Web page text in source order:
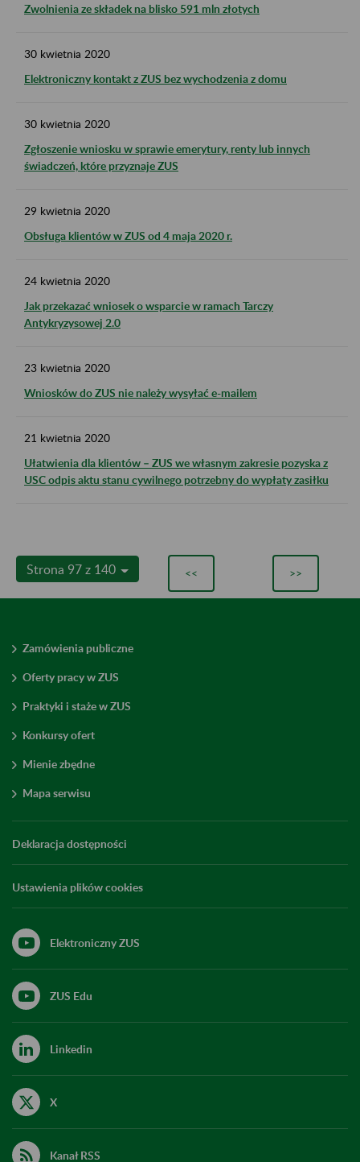
Zwolnienia ze składek na blisko 591 mln złotych
30 kwietnia 2020
Elektroniczny kontakt z ZUS bez wychodzenia z domu
30 kwietnia 2020
Zgłoszenie wniosku w sprawie emerytury, renty lub innych
świadczeń, które przyznaje ZUS
29 kwietnia 2020
Obsługa klientów w ZUS od 4 maja 2020 r.
24 kwietnia 2020
Jak przekazać wniosek o wsparcie w ramach Tarczy
Antykryzysowej 2.0
23 kwietnia 2020
Wniosków do ZUS nie należy wysyłać e-mailem
21 kwietnia 2020
Ułatwienia dla klientów – ZUS we własnym zakresie pozyska z
USC odpis aktu stanu cywilnego potrzebny do wypłaty zasiłku
Strona 97 z 140 << >>
Zamówienia publiczne
Oferty pracy w ZUS
Praktyki i staże w ZUS
Konkursy ofert
Mienie zbędne
Mapa serwisu
Deklaracja dostępności
Ustawienia plików cookies
Elektroniczny ZUS
ZUS Edu
Linkedin
X
Kanał RSS